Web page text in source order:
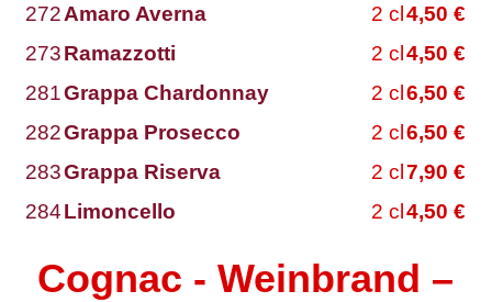
272Amaro Averna 2 cl 4,50 €
273Ramazzotti 2 cl 4,50 €
281Grappa Chardonnay 2 cl 6,50 €
282Grappa Prosecco 2 cl 6,50 €
283Grappa Riserva 2 cl 7,90 €
284Limoncello 2 cl 4,50 €
Cognac - Weinbrand –